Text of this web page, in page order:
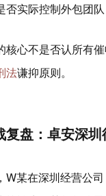
否实际控制外包团
核心不是否认所有
法谦抑原则。
复盘：卓安深
W某在深圳经营公